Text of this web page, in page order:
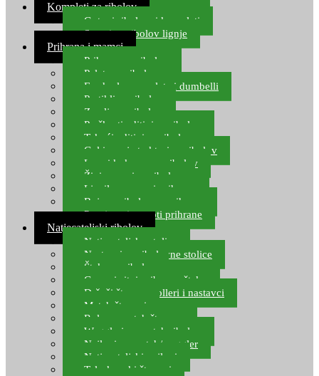
Kompleti za ribolov
Gotovi ribolovni kompleti
Setovi za ribolov lignje
Prihrana i mamci
Prihrana za ribolov
Pelete za ribolov
Feeder lovne pelete i dumbelli
Partikli za ribolov
Zemlja za ribolov
Praškasti aditivi za ribolov
Tekući aditivi za ribolov
Gel i sprej atraktori za ribolov
Lovni kukuruz za ribolov
Živi mamci za ribolov
Ljepilo za crve i prihranu
Boje za ribolovnu prihranu
Provjereni recepti prihrane
Natjecateljski ribolov
Natjecateljske stolice
Nastavci za ribolovne stolice
Šteke za ribolov
Gume i sitni pribor za šteku
Držači štapova rolleri i nastavci
Match štapovi
Role za match štapove
Waggleri za match ribolov
Najloni za match/waggler
Natjecateljski najloni
Teleskopski štapovi